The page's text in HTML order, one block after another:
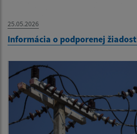
25.05.2026
Informácia o podporenej